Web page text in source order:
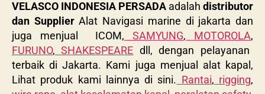
VELASCO INDONESIA PERSADA adalah distributor
dan SupplierAlat Navigasi marine di jakarta dan
juga menjual ICOM, SAMYUNG, MOTOROLA,
FURUNO, SHAKESPEARE dll, dengan pelayanan
terbaik di Jakarta. Kami juga menjual alat kapal,
Lihat produk kami lainnya di sini. Rantai, rigging,